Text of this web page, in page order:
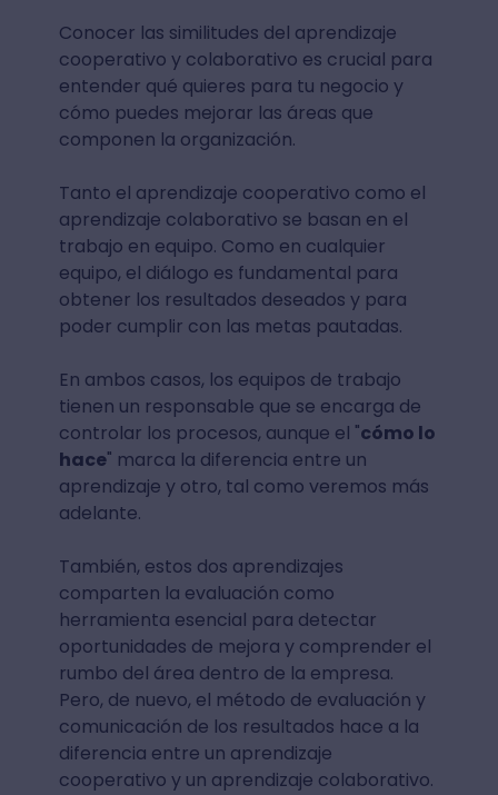
Conocer las similitudes del aprendizaje
cooperativo y colaborativo es crucial para
entender qué quieres para tu negocio y
cómo puedes mejorar las áreas que
componen la organización.
Tanto el aprendizaje cooperativo como el
aprendizaje colaborativo se basan en el
trabajo en equipo. Como en cualquier
equipo, el diálogo es fundamental para
obtener los resultados deseados y para
poder cumplir con las metas pautadas.
En ambos casos, los equipos de trabajo
tienen un responsable que se encarga de
controlar los procesos, aunque el "cómo lo
hace" marca la diferencia entre un
aprendizaje y otro, tal como veremos más
adelante.
También, estos dos aprendizajes
comparten la evaluación como
herramienta esencial para detectar
oportunidades de mejora y comprender el
rumbo del área dentro de la empresa.
Pero, de nuevo, el método de evaluación y
comunicación de los resultados hace a la
diferencia entre un aprendizaje
cooperativo y un aprendizaje colaborativo.